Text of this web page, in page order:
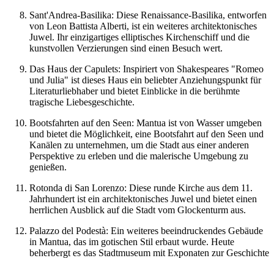
Sant'Andrea-Basilika: Diese Renaissance-Basilika, entworfen
von Leon Battista Alberti, ist ein weiteres architektonisches
Juwel. Ihr einzigartiges elliptisches Kirchenschiff und die
kunstvollen Verzierungen sind einen Besuch wert.
Das Haus der Capulets: Inspiriert von Shakespeares "Romeo
und Julia" ist dieses Haus ein beliebter Anziehungspunkt für
Literaturliebhaber und bietet Einblicke in die berühmte
tragische Liebesgeschichte.
Bootsfahrten auf den Seen: Mantua ist von Wasser umgeben
und bietet die Möglichkeit, eine Bootsfahrt auf den Seen und
Kanälen zu unternehmen, um die Stadt aus einer anderen
Perspektive zu erleben und die malerische Umgebung zu
genießen.
Rotonda di San Lorenzo: Diese runde Kirche aus dem 11.
Jahrhundert ist ein architektonisches Juwel und bietet einen
herrlichen Ausblick auf die Stadt vom Glockenturm aus.
Palazzo del Podestà: Ein weiteres beeindruckendes Gebäude
in Mantua, das im gotischen Stil erbaut wurde. Heute
beherbergt es das Stadtmuseum mit Exponaten zur Geschichte